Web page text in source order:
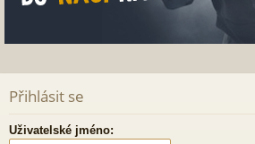
Přihlásit se
Uživatelské jméno: